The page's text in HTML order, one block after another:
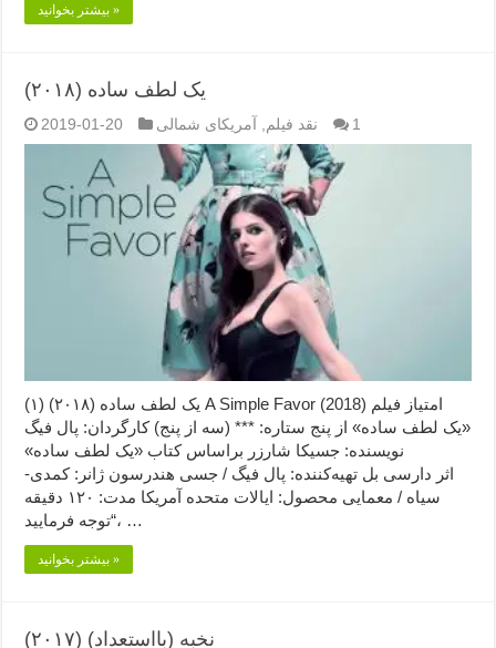
بیشتر بخوانید »
یک لطف ساده (۲۰۱۸)
2019-01-20 نقد فیلم آمریکای شمالی 1
یک لطف ساده (۲۰۱۸) (۱) A Simple Favor (2018) امتیاز فیلم
«یک لطف ساده» از پنج ستاره: *** (سه از پنج) کارگردان: پال فیگ
نویسنده: جسیکا شارزر براساس کتاب «یک لطف ساده»
اثر دارسی بل تهیه‌کننده: پال فیگ / جسی هندرسون ژانر: کمدی-
سیاه / معمایی محصول: ایالات متحده آمریکا مدت: ۱۲۰ دقیقه
“توجه فرمایید،‌ …
بیشتر بخوانید »
نخبه (بااستعداد) (۲۰۱۷)